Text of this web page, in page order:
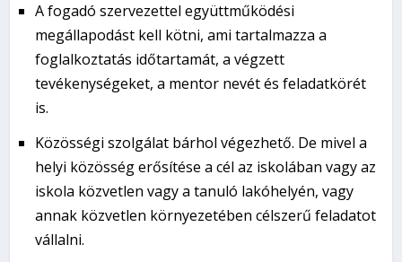
A fogadó szervezettel együttműködési
megállapodást kell kötni, ami tartalmazza a
foglalkoztatás időtartamát, a végzett
tevékenységeket, a mentor nevét és feladatkörét
is.
Közösségi szolgálat bárhol végezhető. De mivel a
helyi közösség erősítése a cél az iskolában vagy az
iskola közvetlen vagy a tanuló lakóhelyén, vagy
annak közvetlen környezetében célszerű feladatot
vállalni.